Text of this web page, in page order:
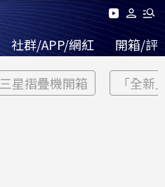
社群/APP/網紅 開箱/評
三星摺疊機開箱 「全新